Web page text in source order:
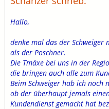
Hallo,
denke mal das der Schweiger
als der Poschner.
Die Tmäxe bei uns in der
die bringen auch alle zum
Beim Schweiger hab ich noch
ob der überhaupt jemals
Kundendienst gemacht hat